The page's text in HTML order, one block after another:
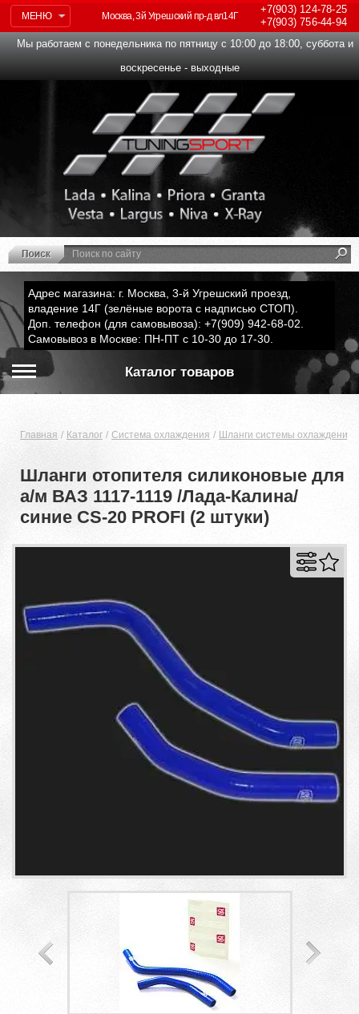
МЕНЮ
+7(903)124-78-25
+7(903)756-44-94
Москва, 3й Угрешский пр-д вл14Г
Мы работаем с понедельника по пятницу с 10:00 до 18:00, суббота и
воскресенье - выходные
Адрес магазина: г. Москва, 3-й Угрешский проезд,
владение 14Г (зелёные ворота с надписью СТОП).
Доп. телефон (для самовывоза): +7(909) 942-68-02.
Самовывоз в Москве: ПН-ПТ с 10-30 до 17-30.
Каталог товаров
Главная Каталог Система охлаждения Шланги системы охлаждения
Шланги отопителя силиконовые для
а/м ВАЗ 1117-1119 /Лада-Калина/
синие CS-20 PROFI (2 штуки)